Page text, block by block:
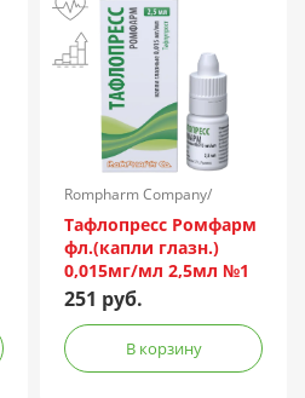
Rompharm Company/
Румыния
Тафлопресс Ромфарм
фл.(капли глазн.)
0,015мг/мл 2,5мл №1
пач.карт.
251 руб.
В корзину